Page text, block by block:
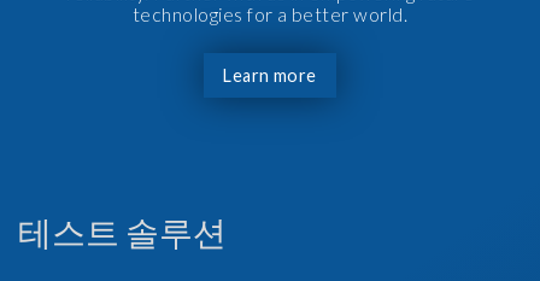
technologies for a better world.
Learn more
테스트 솔루션